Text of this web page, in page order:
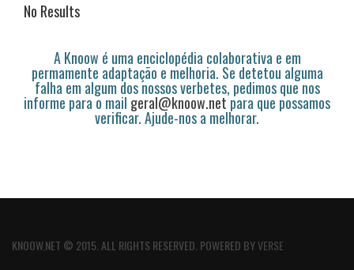
No Results
A Knoow é uma enciclopédia colaborativa e em
permamente adaptação e melhoria. Se detetou alguma
falha em algum dos nossos verbetes, pedimos que nos
informe para o mail geral@knoow.netpara que possamos
verificar. Ajude-nos a melhorar.
KNOOW.NET © 2015. ALL RIGHTS RESERVED. POWERED BYVERSE